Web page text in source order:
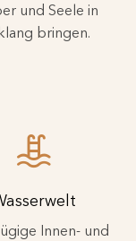
und Seele in
bringen.
Innen- und